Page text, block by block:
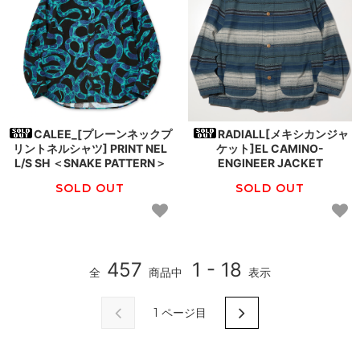
CALEE_[プレーンネックプ
リントネルシャツ] PRINT NEL
L/S SH ＜SNAKE PATTERN＞
SOLD OUT
RADIALL[メキシカンジャ
ケット]EL CAMINO-
ENGINEER JACKET
SOLD OUT
全 457 商品中 1 - 18 表示
1 ページ目